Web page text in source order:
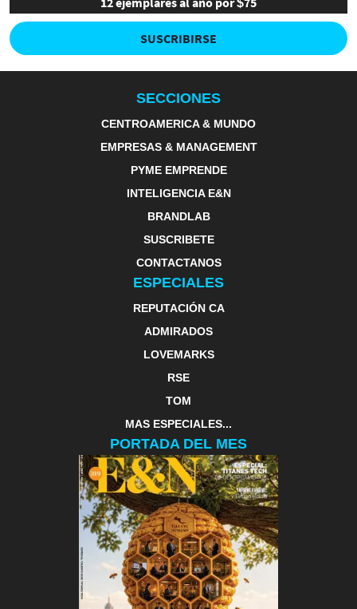
SUSCRIBIRSE
SECCIONES
CENTROAMERICA & MUNDO
EMPRESAS & MANAGEMENT
PYME EMPRENDE
INTELIGENCIA E&N
BRANDLAB
SUSCRIBETE
CONTACTANOS
ESPECIALES
REPUTACIÓN CA
ADMIRADOS
LOVEMARKS
RSE
TOM
MAS ESPECIALES...
PORTADA DEL MES